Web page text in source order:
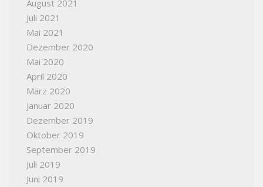
August 2021
Juli 2021
Mai 2021
Dezember 2020
Mai 2020
April 2020
März 2020
Januar 2020
Dezember 2019
Oktober 2019
September 2019
Juli 2019
Juni 2019